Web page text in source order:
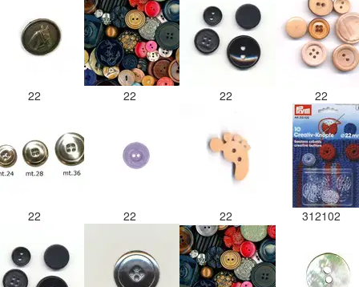
22 22 22 22
22 22 22 312102